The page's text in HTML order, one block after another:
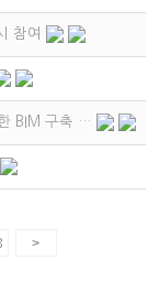
참여
BIM 구축 …
>